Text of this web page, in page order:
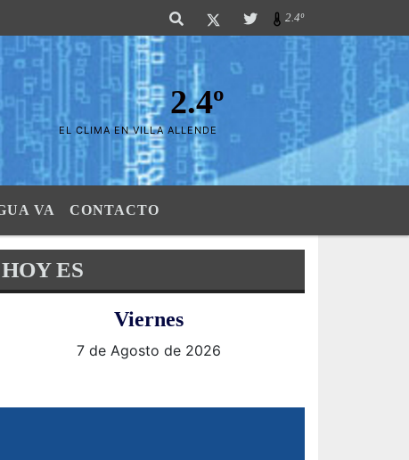
SI SU AVISO ESTA AQUÍ,..FELICITACIONES PUES..! "El
2.4º
2.4º
EL CLIMA EN VILLA ALLENDE
VA CONTACTO
HOY ES
Viernes
7 de Agosto de 2026